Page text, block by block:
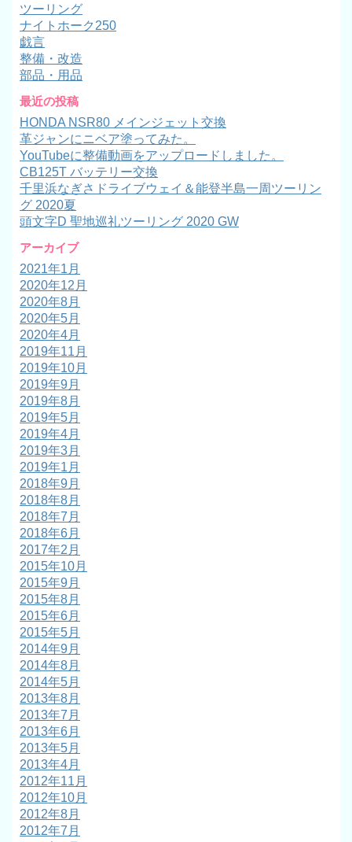
ツーリング
ナイトホーク250
戯言
整備・改造
部品・用品
最近の投稿
HONDA NSR80 メインジェット交換
革ジャンにニベア塗ってみた。
YouTubeに整備動画をアップロードしました。
CB125T バッテリー交換
千里浜なぎさドライブウェイ＆能登半島一周ツーリン
グ 2020夏
頭文字D 聖地巡礼ツーリング 2020 GW
アーカイブ
2021年1月
2020年12月
2020年8月
2020年5月
2020年4月
2019年11月
2019年10月
2019年9月
2019年8月
2019年5月
2019年4月
2019年3月
2019年1月
2018年9月
2018年8月
2018年7月
2018年6月
2017年2月
2015年10月
2015年9月
2015年8月
2015年6月
2015年5月
2014年9月
2014年8月
2014年5月
2013年8月
2013年7月
2013年6月
2013年5月
2013年4月
2012年11月
2012年10月
2012年8月
2012年7月